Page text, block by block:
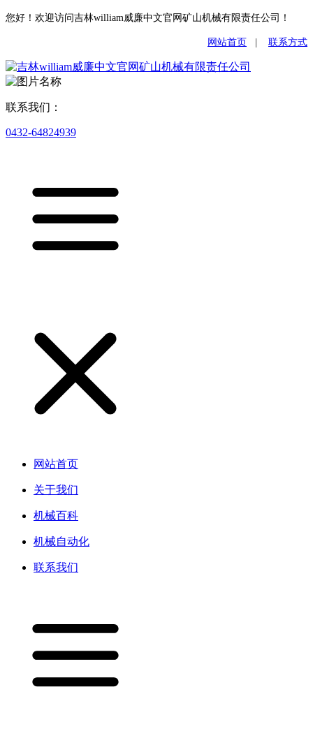
您好！欢迎访问吉林william威廉中文官网矿山机械有限责任公司！
网站首页 联系方式
联系我们：
0432-64824939
网站首页
关于我们
机械百科
机械自动化
联系我们